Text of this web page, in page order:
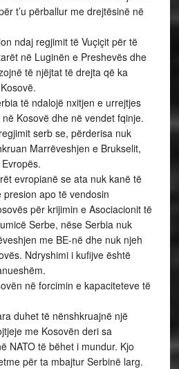
t’u përballur me drejtësinë në
ndaj regjimit të Vuçiçit për të
në Luginën e Preshevës dhe
të njëjtat të drejta që ka
të ndalojë nxitjen e urrejtjes
Kosovë dhe në vendet fqinje.
serb se, përderisa nuk
Marrëveshjen e Brukselit,
evropianë se ata nuk kanë të
apo të vendosin
për krijimin e Asociacionit të
Serbe, nëse Serbia nuk
me BE-në dhe nuk njeh
Ndryshimi i kufijve është
në forcimin e kapaciteteve të
duhet të nënshkruajnë një
me Kosovën deri sa
NATO të bëhet i mundur. Kjo
për ta mbajtur Serbinë larg.